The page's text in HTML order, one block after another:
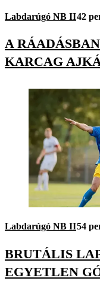
Labdarúgó NB II42
A
KARCAG
Labdarúgó NB II54
BRUTÁLIS
EGYETLEN